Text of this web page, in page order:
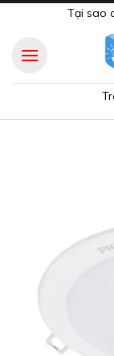
content
Tại sao